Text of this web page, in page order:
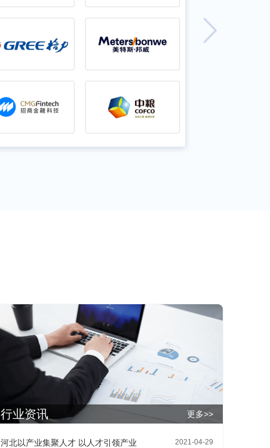
行业资讯 更多>>
河北以产业集聚人才 以人才引领产业 2021-04-29